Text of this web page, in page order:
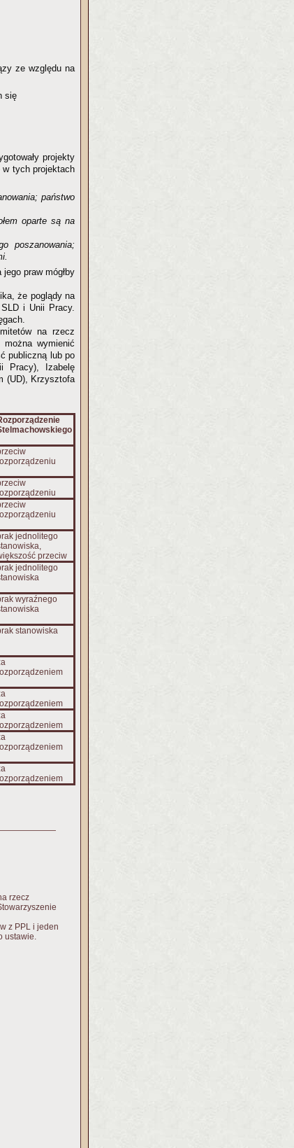
ze względu na
się
projekty
w tych projektach
państwo
oparte są na
poszanowania;
praw mógłby
że poglądy na
i Unii Pracy.
na rzecz
wymienić
publiczną lub po
Pracy), Izabelę
(UD), Krzysztofa
jednolitego
przeciw
jednolitego
wyraźnego
stanowiska
rzecz
z PPL i jeden
ustawie.